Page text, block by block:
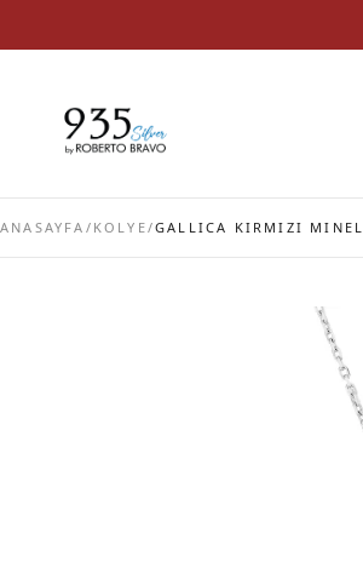
ANASAYFA / KOLYE/GALLICA KIRMIZI